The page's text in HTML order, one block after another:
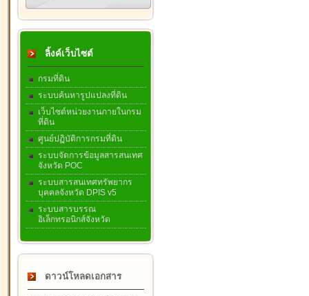
ลิ้งค์เว็บไซต์
กรมที่ดิน
ระบบค้นหารูปแปลงที่ดิน
เว็บไซต์หน่วยงานภายในกรม
ที่ดิน
ศูนย์ปฏิบัติการกรมที่ดิน
ระบบจัดการข้อมูลสารสนเทศ
จังหวัด POC
ระบบสารสนเทศทรัพยากร
บุคคลจังหวัด DPIS v5
ระบบสารบรรณ
อิเล็กทรอนิกส์จังหวัด
ดาวน์โหลดเอกสาร